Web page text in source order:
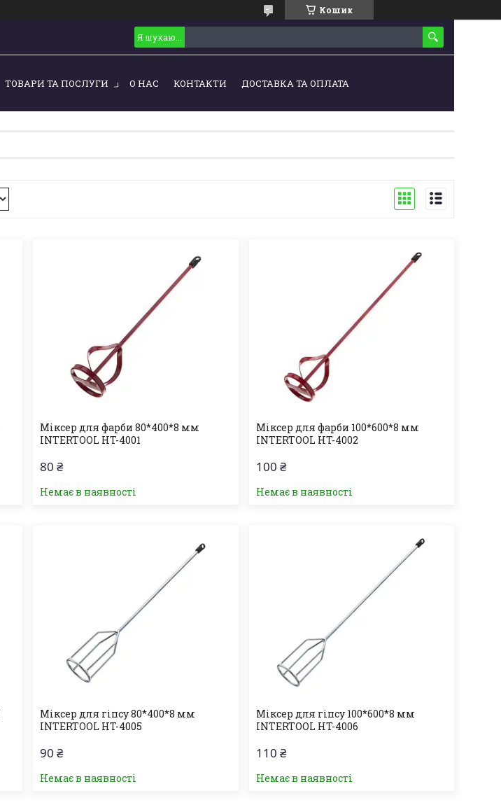
Кошик
ТОВАРИ ТА ПОСЛУГИ О НАС КОНТАКТИ ДОСТАВКА ТА ОПЛАТА
Міксер для фарби 80*400*8 мм
INTERTOOL HT-4001
80 ₴
Немає в наявності
Міксер для фарби 100*600*8 мм
INTERTOOL HT-4002
100 ₴
Немає в наявності
Міксер для гіпсу 80*400*8 мм
INTERTOOL HT-4005
90 ₴
Немає в наявності
Міксер для гіпсу 100*600*8 мм
INTERTOOL HT-4006
110 ₴
Немає в наявності